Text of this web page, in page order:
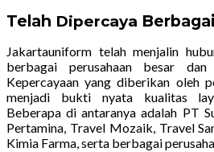
Telah Dipercaya
Jakartauniform telah menjalin
berbagai perusahaan besar
Kepercayaan yang diberikan oleh
menjadi bukti nyata kualitas
Beberapa di antaranya adalah PT
Pertamina, Travel Mozaik, Travel
Kimia Farma, serta berbagai